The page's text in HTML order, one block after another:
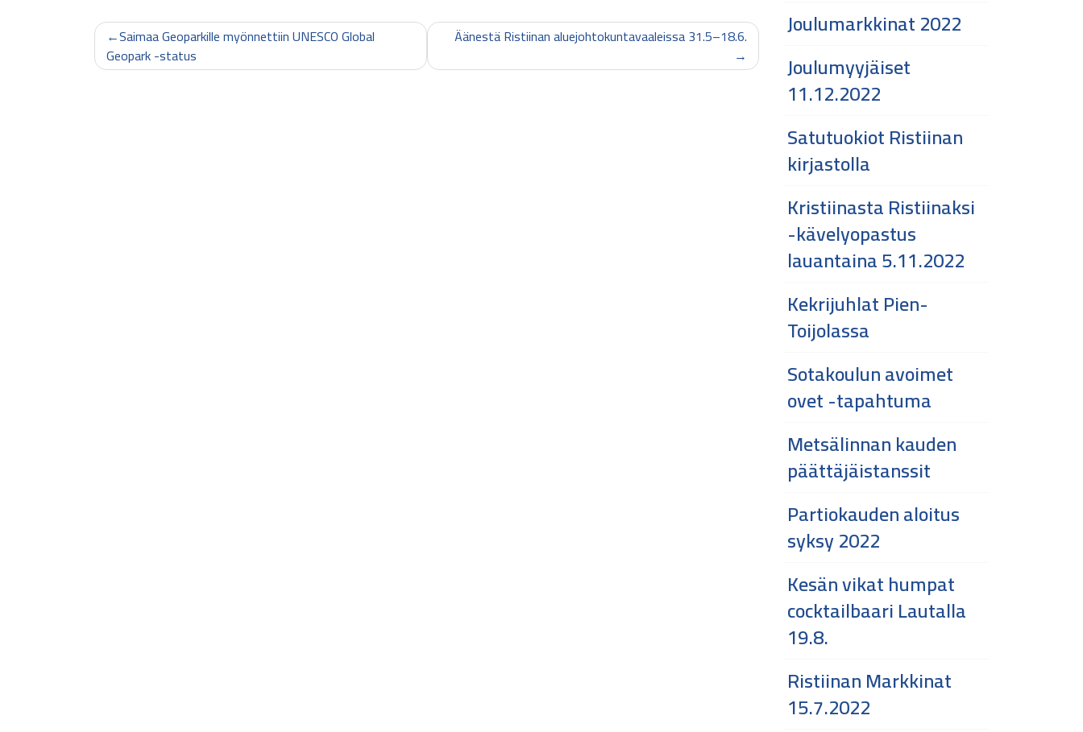
Artikkelien
selaus
Saimaa Geoparkille myönnettiin UNESCO Global
Geopark -status
Äänestä Ristiinan aluejohtokuntavaaleissa 31.5–18.6.
Joulumarkkinat 2022
Joulumyyjäiset
11.12.2022
Satutuokiot Ristiinan
kirjastolla
Kristiinasta Ristiinaksi
-kävelyopastus
lauantaina 5.11.2022
Kekrijuhlat Pien-
Toijolassa
Sotakoulun avoimet
ovet -tapahtuma
Metsälinnan kauden
päättäjäistanssit
Partiokauden aloitus
syksy 2022
Kesän vikat humpat
cocktailbaari Lautalla
19.8.
Ristiinan Markkinat
15.7.2022